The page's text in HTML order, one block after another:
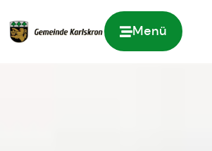
Menü